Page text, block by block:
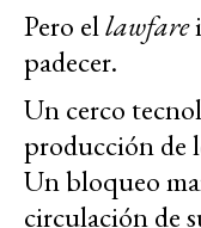
Pero ellawfare
padecer.
Un cerco
producción de
Un bloqueo
circulación de